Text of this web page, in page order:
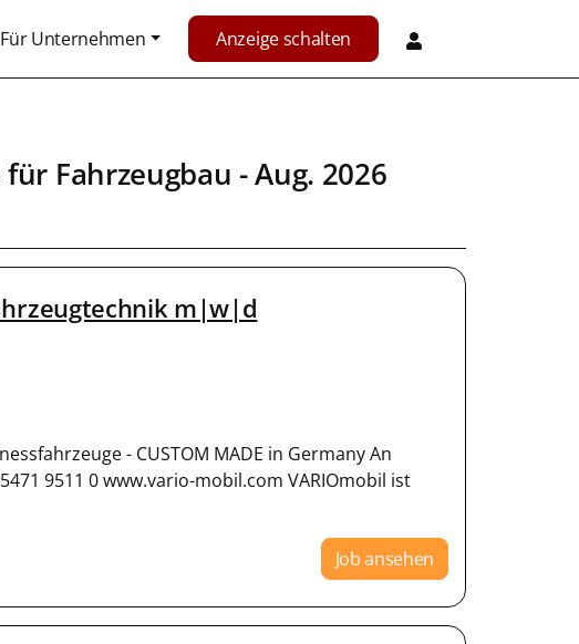
Für Unternehmen Anzeige schalten
für Fahrzeugbau - Aug. 2026
m|w|d
- CUSTOM MADE in Germany An
9511 0 www.vario-mobil.com VARIOmobil ist
Job ansehen